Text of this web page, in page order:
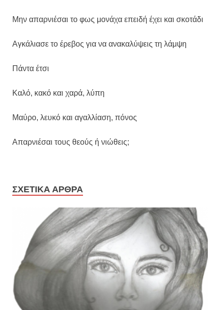
Μην απαρνιέσαι το φως μονάχα επειδή έχει και σκοτάδι
Αγκάλιασε το έρεβος για να ανακαλύψεις τη λάμψη
Πάντα έτσι
Καλό, κακό και χαρά, λύπη
Μαύρο, λευκό και αγαλλίαση, πόνος
Απαρνιέσαι τους θεούς ή νιώθεις;
ΣΧΕΤΙΚΆ ΆΡΘΡΑ